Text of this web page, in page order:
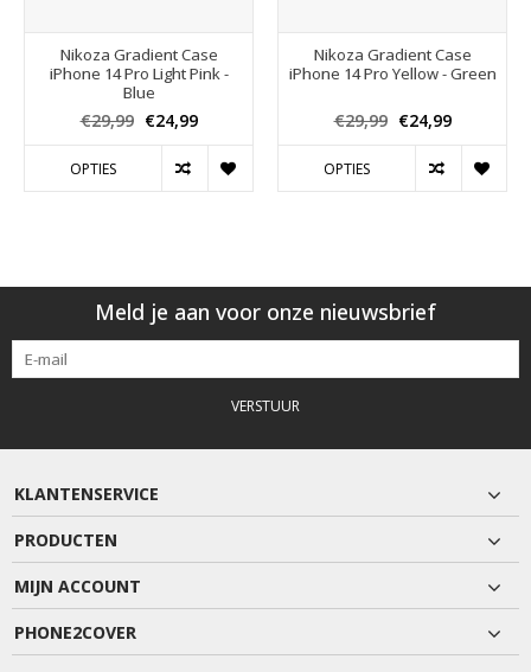
Nikoza Gradient Case
iPhone 14 Pro Light Pink -
Blue
€29,99 €24,99
OPTIES
Nikoza Gradient Case
iPhone 14 Pro Yellow - Green
€29,99 €24,99
OPTIES
Meld je aan voor onze nieuwsbrief
VERSTUUR
KLANTENSERVICE
PRODUCTEN
MIJN ACCOUNT
PHONE2COVER